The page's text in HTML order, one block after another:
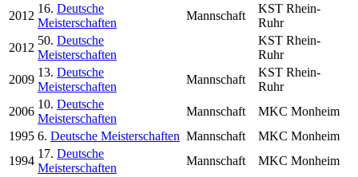
2012
16. Deutsche
Meisterschaften
Mannschaft
KST Rhein-
Ruhr
2012
50. Deutsche
Meisterschaften
KST Rhein-
Ruhr
2009
13. Deutsche
Meisterschaften
Mannschaft
KST Rhein-
Ruhr
2006
10. Deutsche
Meisterschaften
Mannschaft
MKC Monheim
1995 6. Deutsche Meisterschaften Mannschaft
MKC Monheim
1994
17. Deutsche
Meisterschaften
Mannschaft MKC Monheim